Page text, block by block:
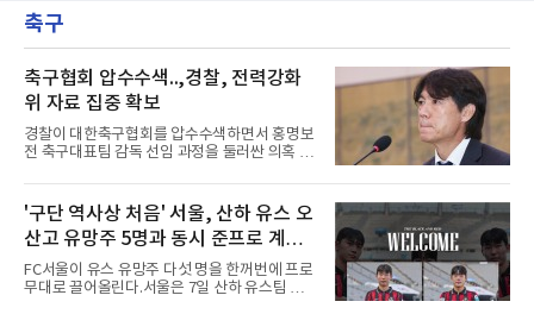
맞았던 디트로이트 선수들은 분을 참지 못하고
그라운드로 뛰쳐나왔다.심판
중심인 거포 노시환과 문현빈이 승선한 데 이어,
대만 야구협회의 최종 엔트리 발표를 통해 아시
완 에이스 왕옌청까지 차출이 확정되었다. 팀 공
격의 핵과 마운드의 핵심 자원들이 단 한꺼번에
이탈하는 초유의 사태가 벌어진 것이다.문제는
이들의 공백이 발생하는 시점이다. 9월은 정규
리그의 최종 순위와 포스트시즌 진출 팀이 판가
름 나는 가장 잔인하고도 중
축구
축구협회 압수수색..,경찰, 전력강화
위 자료 집중 확보
경찰이 대한축구협회를 압수수색하면서 홍명보
전 축구대표팀 감독 선임 과정을 둘러싼 의혹 규
비판이 홍 전 감독에게 집중됐지만 경찰의 시선
은 다른 곳을 향한다. 성적 부진과 별개로 선임
과정에 부당함이 있었는지가 수사의 본류다.7일
연합뉴스 취재를 종합하면 서울경찰청 광역수사
단 금융범죄수사대는 전날 축구협회 사무실 등
을 압수수색해 감독 선임 관련 자료를 다수 확보
했다. 특히 감독 후보를 검토해 이사회에 추천하
'구단 역사상 처음' 서울, 산하 유스 오
산고 유망주 5명과 동시 준프로 계
약...ACL2 겨냥
FC서울이 유스 유망주 다섯 명을 한꺼번에 프로
무대로 끌어올린다.서울은 7일 산하 유스팀 서